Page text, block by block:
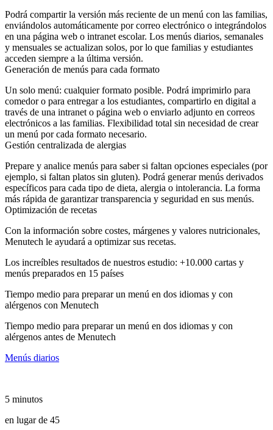
Podrá compartir la versión más reciente de un menú con las familias,
enviándolos automáticamente por correo electrónico o integrándolos
en una página web o intranet escolar. Los menús diarios, semanales
y mensuales se actualizan solos, por lo que familias y estudiantes
acceden siempre a la última versión.
Generación de menús para cada formato
Un solo menú: cualquier formato posible. Podrá imprimirlo para
comedor o para entregar a los estudiantes, compartirlo en digital a
través de una intranet o página web o enviarlo adjunto en correos
electrónicos a las familias. Flexibilidad total sin necesidad de crear
un menú por cada formato necesario.
Gestión centralizada de alergias
Prepare y analice menús para saber si faltan opciones especiales (por
ejemplo, si faltan platos sin gluten). Podrá generar menús derivados
específicos para cada tipo de dieta, alergia o intolerancia. La forma
más rápida de garantizar transparencia y seguridad en sus menús.
Optimización de recetas
Con la información sobre costes, márgenes y valores nutricionales,
Menutech le ayudará a optimizar sus recetas.
Los increíbles resultados de nuestros estudio: +10.000 cartas y
menús preparados en 15 países
Tiempo medio para preparar un menú en dos idiomas y con
alérgenos con Menutech
Tiempo medio para preparar un menú en dos idiomas y con
alérgenos antes de Menutech
Menús diarios
5 minutos
en lugar de 45